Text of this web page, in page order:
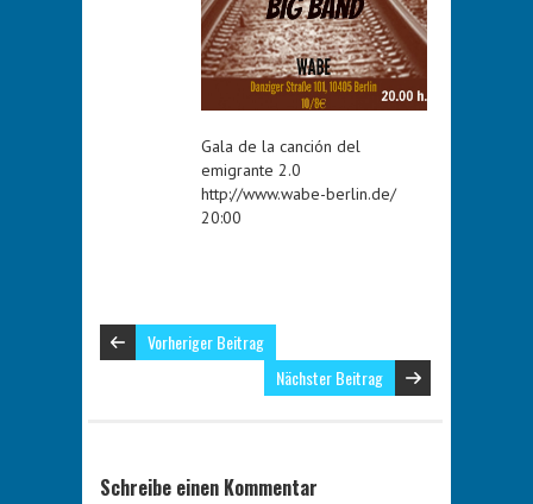
Gala de la canción del
emigrante 2.0
http://www.wabe-berlin.de/
20:00
Vorheriger Beitrag
Nächster Beitrag
Schreibe einen Kommentar